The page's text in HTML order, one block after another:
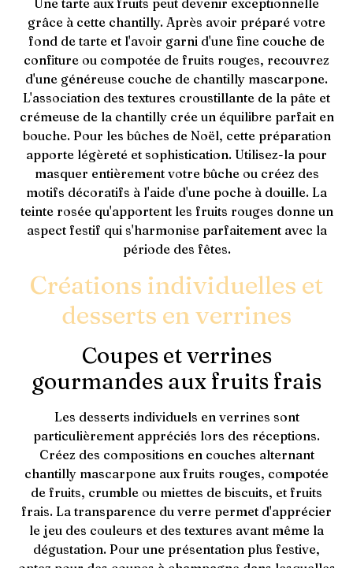
Une tarte aux fruits peut devenir exceptionnelle
grâce à cette chantilly. Après avoir préparé votre
fond de tarte et l'avoir garni d'une fine couche de
confiture ou compotée de fruits rouges, recouvrez
d'une généreuse couche de chantilly mascarpone.
L'association des textures croustillante de la pâte et
crémeuse de la chantilly crée un équilibre parfait en
bouche. Pour les bûches de Noël, cette préparation
apporte légèreté et sophistication. Utilisez-la pour
masquer entièrement votre bûche ou créez des
motifs décoratifs à l'aide d'une poche à douille. La
teinte rosée qu'apportent les fruits rouges donne un
aspect festif qui s'harmonise parfaitement avec la
période des fêtes.
Créations individuelles et
desserts en verrines
Coupes et verrines
gourmandes aux fruits frais
Les desserts individuels en verrines sont
particulièrement appréciés lors des réceptions.
Créez des compositions en couches alternant
chantilly mascarpone aux fruits rouges, compotée
de fruits, crumble ou miettes de biscuits, et fruits
frais. La transparence du verre permet d'apprécier
le jeu des couleurs et des textures avant même la
dégustation. Pour une présentation plus festive,